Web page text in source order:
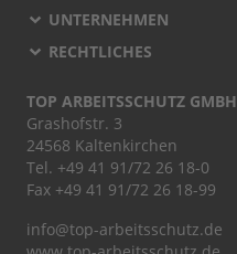
UNTERNEHMEN
RECHTLICHES
TOP ARBEITSSCHUTZ GMBH
Grashofstr. 3
24568 Kaltenkirchen
Tel. +49 41 91/72 26 18-0
Fax +49 41 91/72 26 18-99
info@top-arbeitsschutz.de